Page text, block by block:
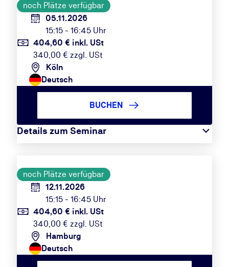
noch Plätze verfügbar
05.11.2026
15:15 - 16:45 Uhr
404,60 € inkl. USt
340,00 € zzgl. USt
Köln
Deutsch
Details zum Seminar
BUCHEN
noch Plätze verfügbar
12.11.2026
15:15 - 16:45 Uhr
404,60 € inkl. USt
340,00 € zzgl. USt
Hamburg
Deutsch